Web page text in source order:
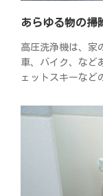
あらゆる物の掃
高圧洗浄機は、家
車、バイク、など
ェットスキーなど